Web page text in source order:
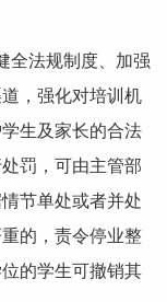
法规制度、加强
，强化对培训机
生及家长的合法
罚，可由主管部
节单处或者并处
的，责令停业整
的学生可撤销其